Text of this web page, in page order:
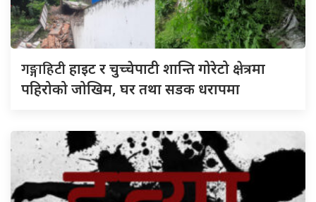
गङ्गाहिटीहाइट र चुच्चेपाटी शान्ति गोरेटो क्षेत्रमा
पहिरोको जोखिम, घर तथा सडक धरापमा